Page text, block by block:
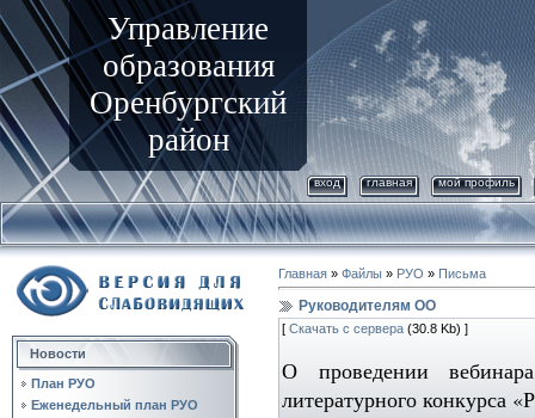
Управление
образования
Оренбургский
район
вход главная мой профиль
Новости
План РУО
Еженедельный план РУО
Главная » Файлы » РУО » Письма
Руководителям ОО
[ Скачать с сервера (30.8 Kb) ]
О проведении
литературного конкурса